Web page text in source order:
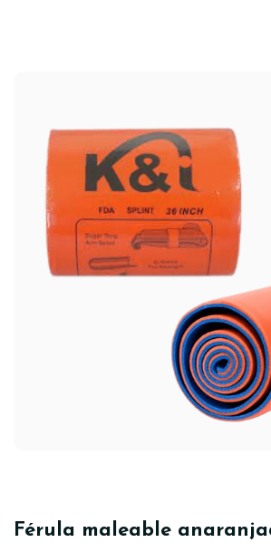
Férula maleable